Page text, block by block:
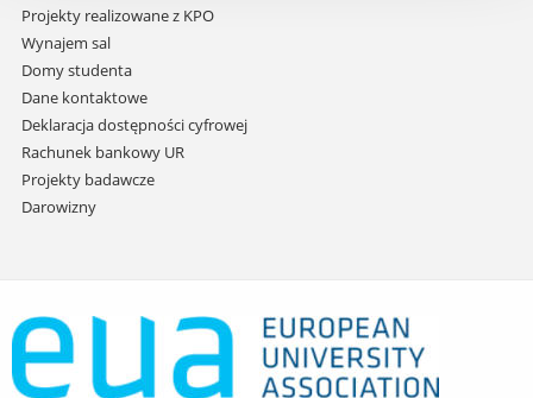
Projekty realizowane z KPO
Wynajem sal
Domy studenta
Dane kontaktowe
Deklaracja dostępności cyfrowej
Rachunek bankowy UR
Projekty badawcze
Darowizny